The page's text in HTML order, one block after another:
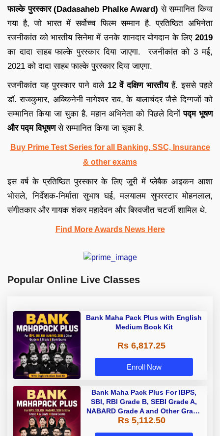
फाल्के पुरस्कार (Dadasaheb Phalke Award) से सम्मानित किया
गया है, जो भारत में सर्वोच्च फिल्म सम्मान है. प्रतिष्ठित अभिनेता
रजनीकांत को भारतीय सिनेमा में उनके शानदार योगदान के लिए 2019
का दादा साहब फाल्के पुरस्कार दिया जाएगा. रजनीकांत को 3 मई,
2021 को दादा साहब फाल्के पुरस्कार दिया जाएगा.
रजनीकांत यह पुरस्कार पाने वाले 12 वें दक्षिण भारतीयहैं. इससे पहले
डॉ. राजकुमार, अक्किनेनी नागेश्वर राव, के बालाचंदर जैसे दिग्गजों को
सम्मानित किया जा चुका है. महान अभिनेता को पिछले दिनोंपद्म भूषण
और पद्म विभूषणसे सम्मानित किया जा चूका है.
Buy Prime Test Series for all Banking, SSC, Insurance
& other exams
इस वर्ष के प्रतिष्ठित पुरस्कार के लिए जूरी में प्लेबैक आइकन आशा
भोसले, निर्देशक-निर्माता सुभाष घई, मलयालम सुपरस्टार मोहनलाल,
संगीतकार और गायक शंकर महादेवन और बिस्वजीत चटर्जी शामिल थे.
Find More Awards News Here
Popular Online Live Classes
Bank Maha Pack Plus with English
Medium Book Kit
Rs 6,817.25
Enroll Now
Bank Maha Pack Plus For IBPS,
SBI, RBI Grade B, SEBI Grade A,
NABARD Grade A and Other Grade
A & Grade B Bank Exams
Rs 5,112.50